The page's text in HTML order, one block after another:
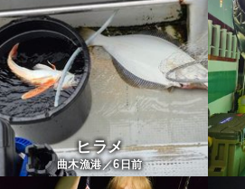
ヒラメ
曲木漁港／6日前